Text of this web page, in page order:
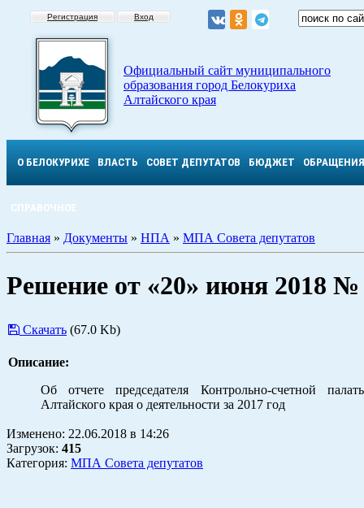
Регистрация Вход
Официальный сайт муниципального
образования город Белокуриха
Алтайского края
О БЕЛОКУРИХЕ ВЛАСТЬ СОВЕТ ДЕПУТАТОВ БЮДЖЕТ ОБРАЩЕНИЯ
СПРАВОЧНОЕ
Главная » Документы » НПА » МПА Совета депутатов
Решение от «20» июня 2018 №
Скачать (67.0 Kb)
Описание:
Об отчете председателя Контрольно-счетной
Алтайского края о деятельности за 2017 год
Изменено: 22.06.2018 в 14:26
Загрузок: 415
Категория: МПА Совета депутатов